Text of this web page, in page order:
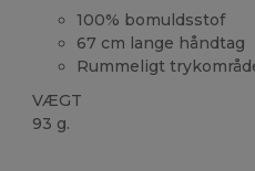
100% bomuldsstof
67 cm lange håndtag
Rummeligt
VÆGT
93 g.